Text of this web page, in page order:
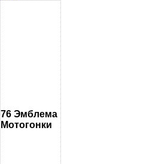
76 Эмблема
Мотогонки